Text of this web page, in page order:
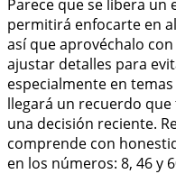
Parece que se libera un
permitirá enfocarte en
así que aprovéchalo
ajustar detalles para
especialmente en
llegará un recuerdo
una decisión reciente.
comprende con
en los números: 8, 46 y